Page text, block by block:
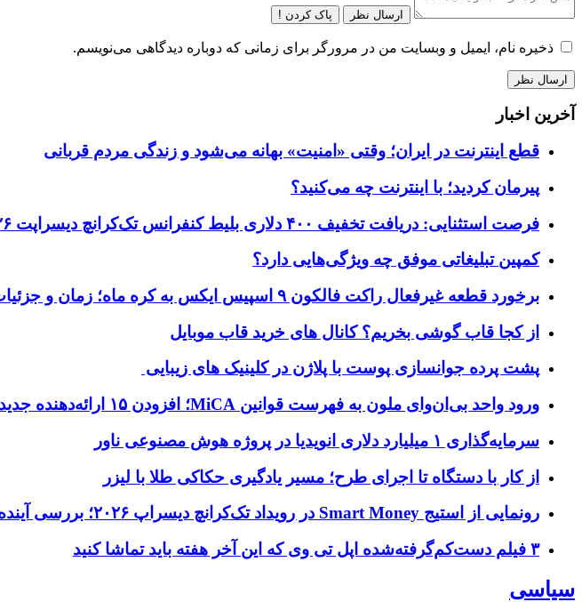
ارسال نظر پاک کردن !
ذخیره نام، ایمیل و وبسایت من در مرورگر برای زمانی که دوباره دیدگاهی می‌نویسم.
آخرین اخبار
قطع اینترنت در ایران؛ وقتی «امنیت» بهانه می‌شود و زندگی مردم قربانی
پیرمان کردید؛ با اینترنت چه می‌کنید؟
فرصت استثنایی: دریافت تخفیف ۴۰۰ دلاری بلیط کنفرانس تک‌کرانچ دیسراپت ۲۰۲۶
کمپین تبلیغاتی موفق چه ویژگی‌هایی دارد؟
برخورد قطعه غیرفعال راکت فالکون ۹ اسپیس ایکس به کره ماه؛ زمان و جزئیات دقیق حادثه
از کجا قاب گوشی بخریم؟ کانال های خرید قاب موبایل
پشت پرده جوانسازی پوست با پلاژن در کلینیک های زیبایی
ورود واحد بی‌ان‌وای ملون به فهرست قوانین MiCA؛ افزودن ۱۵ ارائه‌دهنده جدید توسط نهاد نظارتی اروپا
سرمایه‌گذاری ۱ میلیارد دلاری انویدیا در پروژه هوش مصنوعی ناور
از کار با دستگاه تا اجرای طرح؛ مسیر یادگیری حکاکی طلا با لیزر
رونمایی از استیج Smart Money در رویداد تک‌کرانچ دیسراپ ۲۰۲۶؛ بررسی آینده فین‌تک، پرداخت‌ ها و هوش مصنوعی
۳ فیلم دست‌کم‌گرفته‌شده اپل تی وی که این آخر هفته باید تماشا کنید
سیاسی